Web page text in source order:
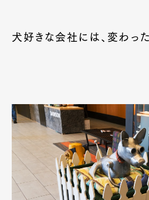
犬好きな会社には、変わった